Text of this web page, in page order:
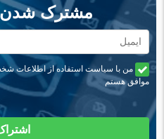
مشترک شدن
من با سیاست استفاده از اطلاعات
موافق هستم